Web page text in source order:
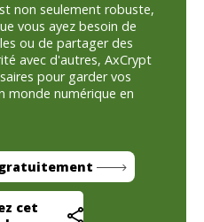
non seulement robuste,
vous ayez besoin de
ou de partager des
avec d'autres, AxCrypt
pour garder vos
monde numérique en
gratuitement
cet